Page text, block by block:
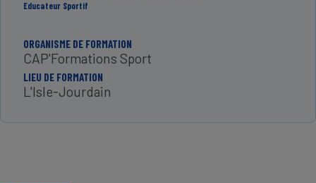
Educateur Sportif
ORGANISME DE FORMATION
CAP'Formations Sport
LIEU DE FORMATION
L'Isle-Jourdain